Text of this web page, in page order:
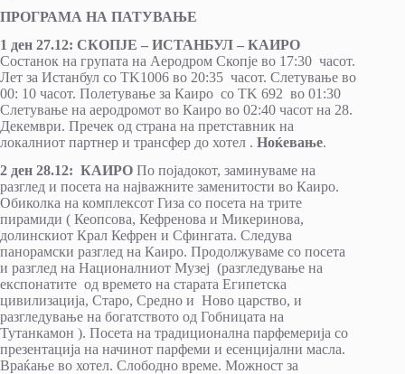
ПРОГРАМА НА ПАТУВАЊЕ
1 ден 27.12: СКОПЈЕ – ИСТАНБУЛ – КАИРО
Состанок на групата на Аеродром Скопје во 17:30 часот.
Лет за Истанбул со TK1006 во 20:35 часот. Слетување во
00: 10 часот. Полетување за Каиро со TK 692 во 01:30
Слетување на аеродромот во Каиро во 02:40 часот на 28.
Декември. Пречек од страна на претставник на
локалниот партнер и трансфер до хотел . Ноќевање.
2 ден 28.12: КАИРО По појадокот, заминуваме на
разглед и посета на најважните заменитости во Каиро.
Обиколка на комплексот Гиза со посета на трите
пирамиди ( Кеопсова, Кефренова и Микеринова,
долинскиот Крал Кефрен и Сфингата. Следува
панорамски разглед на Каиро. Продолжуваме со посета
и разглед на Националниот Музеј (разгледување на
експонатите од времето на старата Египетска
цивилизација, Старо, Средно и Ново царство, и
разгледување на богатството од Гобницата на
Тутанкамон ). Посета на традиционална парфемерија со
презентација на начинот парфеми и есенцијални масла.
Враќање во хотел. Слободно време. Можност за